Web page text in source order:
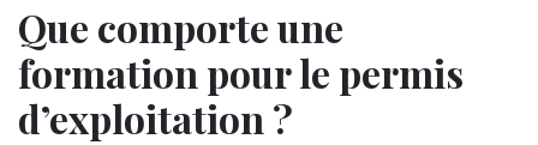
Que comporte une
formation pour le permis
d’exploitation ?